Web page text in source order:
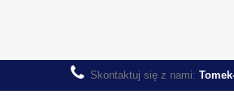
Skontaktuj się z nami: